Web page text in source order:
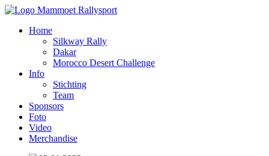
Home
Silkway Rally
Dakar
Morocco Desert Challenge
Info
Stichting
Team
Sponsors
Foto
Video
Merchandise